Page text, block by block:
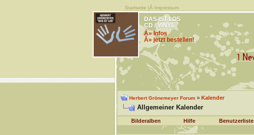
Startseite |Â Impressum
DAS IST LOS
CD / VINYL
Â» Infos
Â» jetzt bestellen!
Herbert Grönemeyer Forum» Kalender
Allgemeiner Kalender
Bilderalben Hilfe Benutzerliste